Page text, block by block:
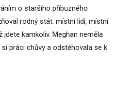
o staršího příbuzného
rodný stát: místní lidi, místní
kamkoliv. Meghan neměla
práci chůvy a odstěhovala se k